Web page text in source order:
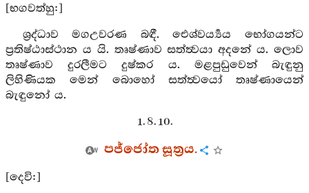
[භගවත්හු:]
ශ්‍රද්ධාව මගඋවරණ බඳී. ඓශ්වර්‍ය්‍යය භෝගයන්ට
ප්‍රතිෂ්ඨාස්ථාන ය යි. තෘෂ්ණාව සත්ත්‍වයා අදනේ ය. ලොව
තෘෂ්ණාව දුරලීමට දුෂ්කර ය. මළපුඩුවෙන් බැඳුනු
ලිහිණියක මෙන් බොහෝ සත්ත්‍වයෝ තෘෂ්ණායෙන්
බැඳුනෝ ය.
1. 8. 10.
පජ්ජෝත සූත්‍රය.
[දෙවි:]